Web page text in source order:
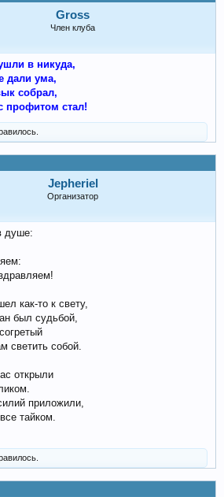
Gross
Член клуба
в никуда,
дали ума,
собрал,
профитом стал!
Jepheriel
Организатор
душе:
как-то к свету,
был судьбой,
светить собой.
открыли
приложили,
тайком.